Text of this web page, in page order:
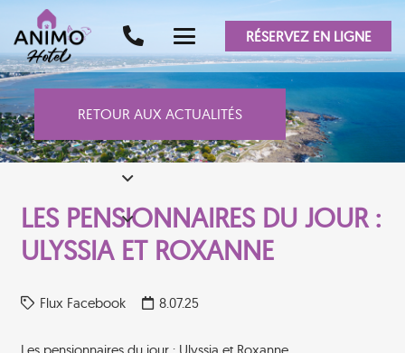
RÉSERVEZ EN LIGNE
RETOUR AUX ACTUALITÉS
LES PENSIONNAIRES DU JOUR :
ULYSSIA ET ROXANNE
Flux Facebook 8.07.25
Les pensionnaires du jour : Ulyssia et Roxanne